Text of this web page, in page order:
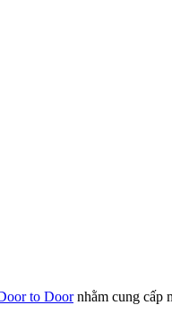
to Doornhằm cung cấp